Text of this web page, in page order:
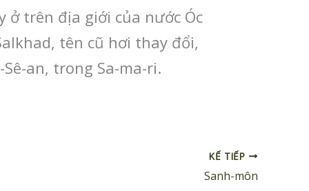
ở trên địa giới của nước Óc
tên cũ hơi thay đổi,
an, trong Sa-ma-ri.
KẾ TIẾP
Sanh-môn